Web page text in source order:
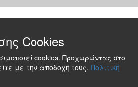
Cookies
cookies. Προχωρώντας στο
με την αποδοχή τους. Πολιτική